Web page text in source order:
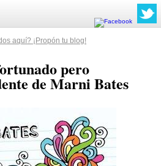
aquí? ¡Propón tu blog!
pero
de Marni Bates